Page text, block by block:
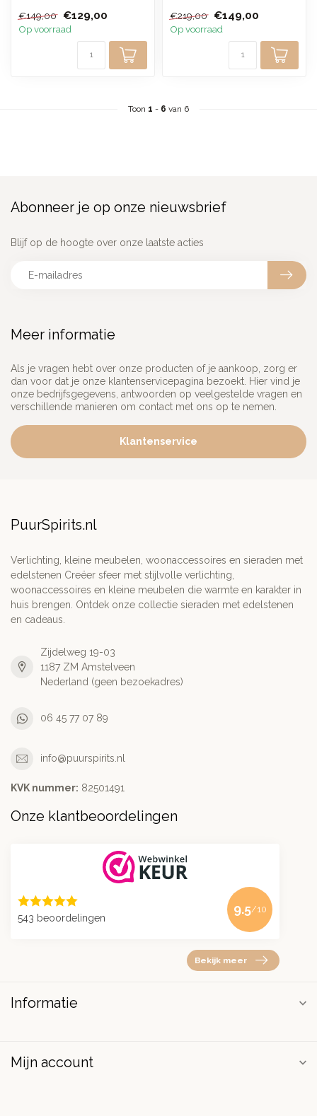
sfeervolle lic...
€149,00 €129,00
Op voorraad
fra...
€219,00 €149,00
Op voorraad
Toon 1 - 6 van 6
Meer informatie
Als je vragen hebt over onze producten of je aankoop, zorg er
dan voor dat je onze klantenservicepagina bezoekt. Hier vind je
onze bedrijfsgegevens, antwoorden op veelgestelde vragen en
verschillende manieren om contact met ons op te nemen.
Klantenservice
Abonneer je op onze nieuwsbrief
Blijf op de hoogte over onze laatste acties
PuurSpirits.nl
Verlichting, kleine meubelen, woonaccessoires en sieraden met
edelstenen Creëer sfeer met stijlvolle verlichting,
woonaccessoires en kleine meubelen die warmte en karakter in
huis brengen. Ontdek onze collectie sieraden met edelstenen
en cadeaus.
Zijdelweg 19-03
1187 ZM Amstelveen
Nederland (geen bezoekadres)
06 45 77 07 89
info@puurspirits.nl
KVK nummer: 82501491
Onze klantbeoordelingen
543 beoordelingen
9.5/10
Bekijk meer
Informatie
Mijn account